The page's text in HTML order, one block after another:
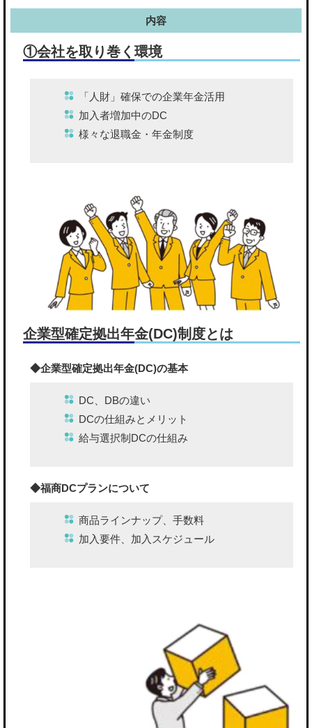
内容
①会社を取り巻く環境
「人財」確保での企業年金活用
加入者増加中のDC
様々な退職金・年金制度
企業型確定拠出年金(DC)制度とは
◆企業型確定拠出年金(DC)の基本
DC、DBの違い
DCの仕組みとメリット
給与選択制DCの仕組み
◆福商DCプランについて
商品ラインナップ、手数料
加入要件、加入スケジュール